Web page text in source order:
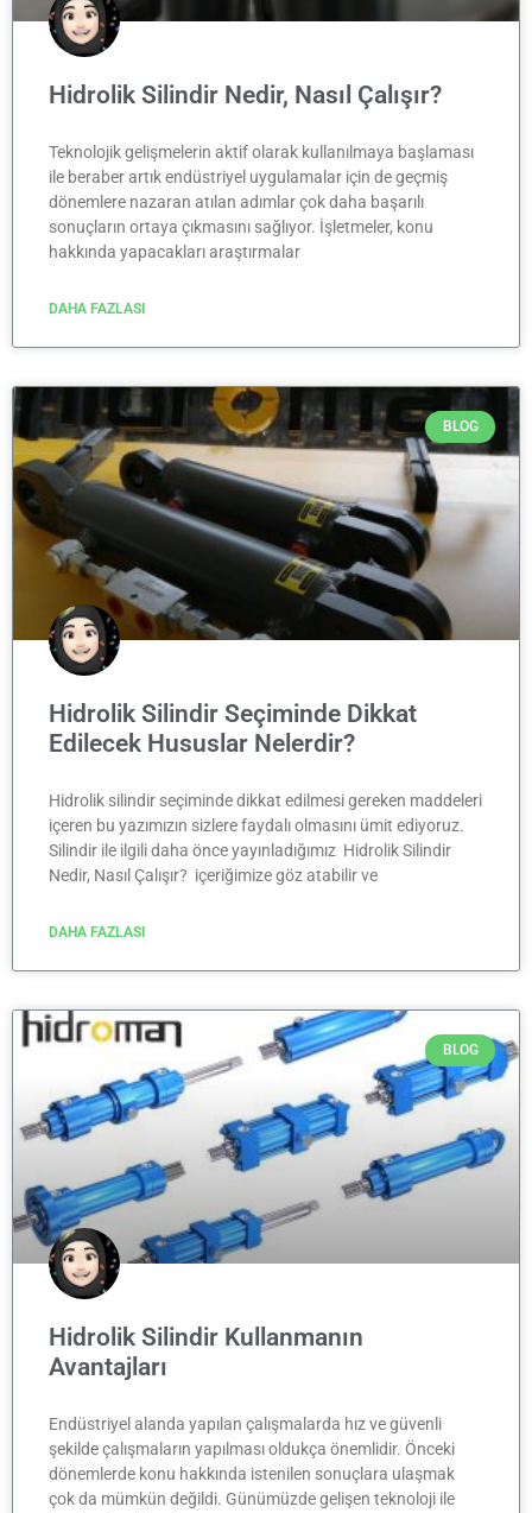
Hidrolik Silindir Nedir, Nasıl Çalışır?
Teknolojik gelişmelerin aktif olarak kullanılmaya başlaması
ile beraber artık endüstriyel uygulamalar için de geçmiş
dönemlere nazaran atılan adımlar çok daha başarılı
sonuçların ortaya çıkmasını sağlıyor. İşletmeler, konu
hakkında yapacakları araştırmalar
DAHA FAZLASI
BLOG
Hidrolik Silindir Seçiminde Dikkat
Edilecek Hususlar Nelerdir?
Hidrolik silindir seçiminde dikkat edilmesi gereken maddeleri
içeren bu yazımızın sizlere faydalı olmasını ümit ediyoruz.
Silindir ile ilgili daha önce yayınladığımız Hidrolik Silindir
Nedir, Nasıl Çalışır? içeriğimize göz atabilir ve
DAHA FAZLASI
BLOG
Hidrolik Silindir Kullanmanın
Avantajları
Endüstriyel alanda yapılan çalışmalarda hız ve güvenli
şekilde çalışmaların yapılması oldukça önemlidir. Önceki
dönemlerde konu hakkında istenilen sonuçlara ulaşmak
çok da mümkün değildi. Günümüzde gelişen teknoloji ile